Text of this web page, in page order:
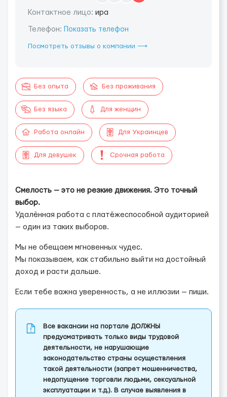
Контактное лицо: ира
Телефон: Показать телефон
Посмотреть отзывы о компании ⟶
Без опыта Без проживания
Без языка Для женщин
Работа онлайн Для Украинцев
Для девушек Срочная работа
Смелость — это не резкие движения. Это точный
выбор.
Удалённая работа с платёжеспособной аудиторией
— один из таких выборов.
Мы не обещаем мгновенных чудес.
Мы показываем, как стабильно выйти на достойный
доход и расти дальше.
Если тебе важна уверенность, а не иллюзии — пиши.
Все вакансии на портале ДОЛЖНЫ
предусматривать только виды трудовой
деятельности, не нарушающие
законодательство страны осуществления
такой деятельности (запрет мошенничества,
недопущение торговли людьми, сексуальной
эксплуатации и т.д.). В случае выявления в